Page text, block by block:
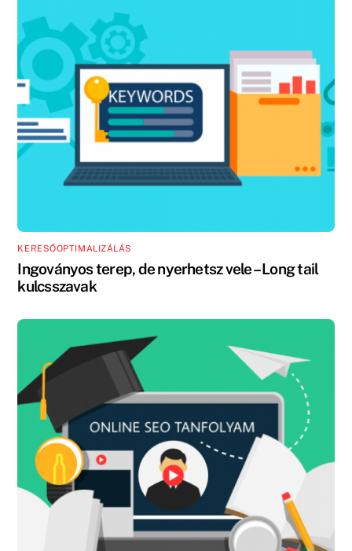
KERESŐOPTIMALIZÁLÁS
Ingoványos terep, de nyerhetsz vele – Long tail
kulcsszavak